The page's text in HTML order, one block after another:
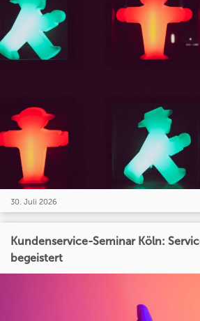
30. Juli 2026
Kundenservice-Seminar Köln:
begeistert